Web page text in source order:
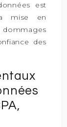
est
mise en
des